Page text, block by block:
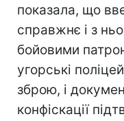
показала, що
справжнє і з
бойовими
угорські
зброю, і
конфіскації